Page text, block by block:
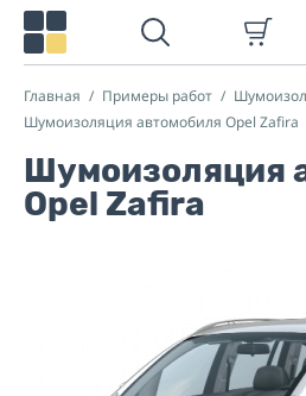
Главная Примеры работ
Шумоизоляция автомобиля Opel Zafira
Шумоизоляция
Opel Zafira